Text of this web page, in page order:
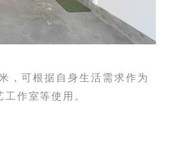
，可根据自身生活需求作为
作室等使用。